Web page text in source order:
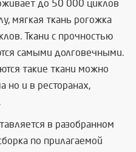
до 50 000 циклов
мягкая ткань рогожка
Ткани с прочностью
самыми долговечными.
такие ткани можно
но и в ресторанах,
в разобранном
по прилагаемой